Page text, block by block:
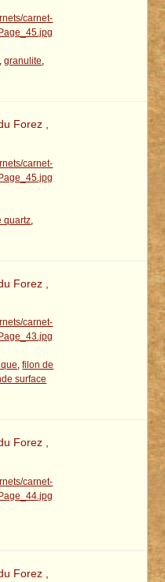
,granulite,
Forez ,
quartz
Forez ,
,filon de
surface
Forez ,
Forez ,